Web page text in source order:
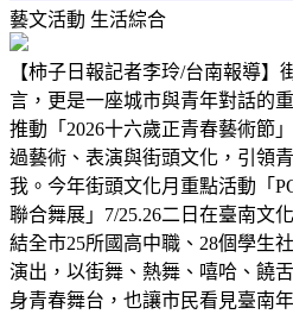
藝文活動 生活綜合
【柿子日報記者李玲/台南報導
言，更是一座城市與青年對話的
推動「2026十六歲正青春藝術節
過藝術、表演與街頭文化，引領
我。今年街頭文化月重點活動「
聯合舞展」7/25.26二日在臺南文
結全市25所國高中職、28個學生
演出，以街舞、熱舞、嘻哈、饒
身青春舞台，也讓市民看見臺南